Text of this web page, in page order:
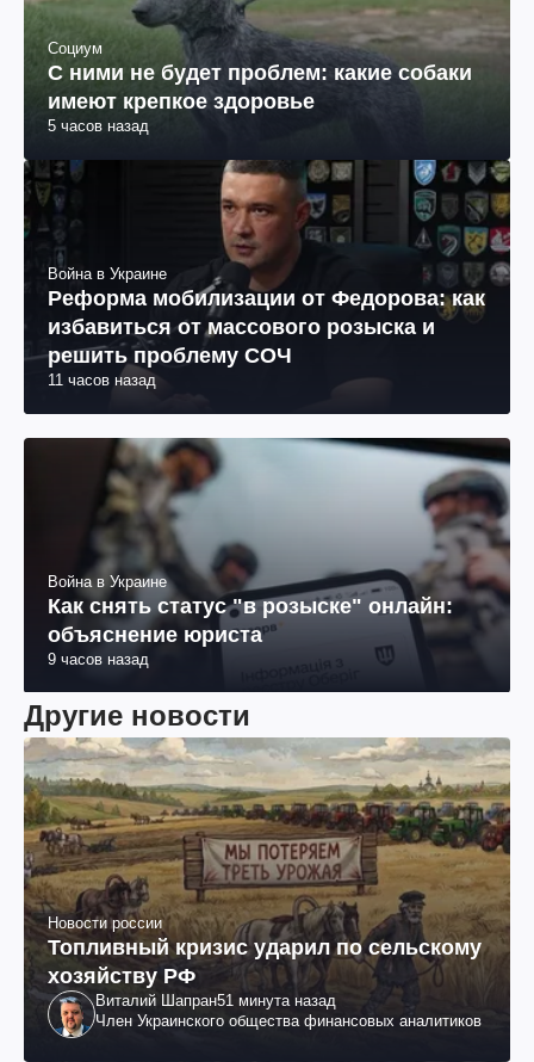
Социум
С ними не будет проблем: какие собаки
имеют крепкое здоровье
5 часов назад
Война в Украине
Реформа мобилизации от Федорова: как
избавиться от массового розыска и
решить проблему СОЧ
11 часов назад
Война в Украине
Как снять статус "в розыске" онлайн:
объяснение юриста
9 часов назад
Другие новости
Новости россии
Топливный кризис ударил по сельскому
хозяйству РФ
Виталий Шапран51 минута назад
Член Украинского общества финансовых аналитиков